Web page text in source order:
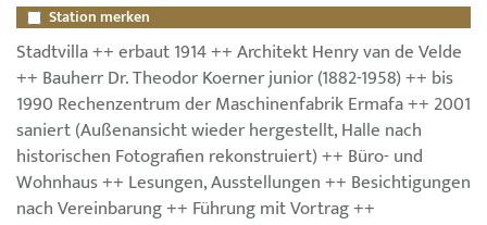
Station merken
Stadtvilla ++ erbaut 1914 ++ Architekt Henry van de Velde
++ Bauherr Dr. Theodor Koerner junior (1882-1958) ++ bis
1990 Rechenzentrum der Maschinenfabrik Ermafa ++ 2001
saniert (Außenansicht wieder hergestellt, Halle nach
historischen Fotografien rekonstruiert) ++ Büro- und
Wohnhaus ++ Lesungen, Ausstellungen ++ Besichtigungen
nach Vereinbarung ++ Führung mit Vortrag ++